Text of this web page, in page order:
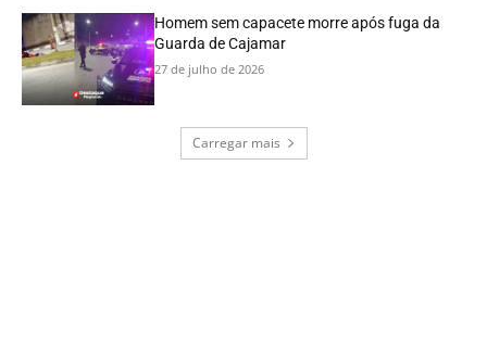
Homem sem capacete morre após fuga da
Guarda de Cajamar
27 de julho de 2026
Carregar mais